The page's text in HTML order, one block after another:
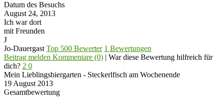
Datum des Besuchs
August 24, 2013
Ich war dort
mit Freunden
J
Jo-Dauergast Top 500 Bewerter 1 Bewertungen
Beitrag melden Kommentare (0) | War diese Bewertung hilfreich für
dich? 2 0
Mein Lieblingsbiergarten - Steckerlfisch am Wochenende
19 August 2013
Gesamtbewertung